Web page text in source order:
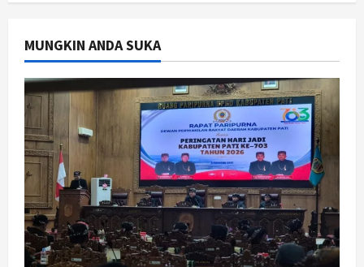
Jogja
Dorong Ekonomi Lokal,
Gunungkidul Gelar Open Sepatu
Roda di Pantai Sepanjang
Agustus 7, 2026
4
Politik
Cagar Budaya RSUD Soewondo Jadi
Sorotan, Hasil Kajian Tim Provinsi
Segera Keluar
Agustus 7, 2026
MUNGKIN ANDA SUKA